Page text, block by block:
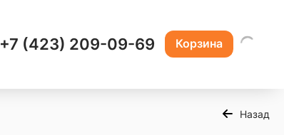
+7 (423) 209-09-69 Корзина
Назад